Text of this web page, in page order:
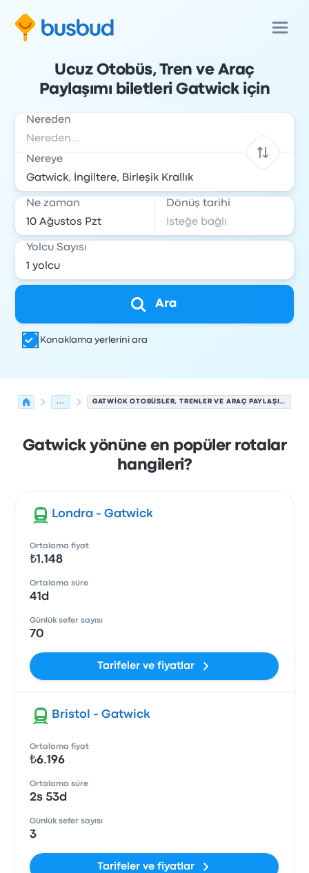
Ucuz Otobüs, Tren ve Araç
Paylaşımı biletleri Gatwick için
Nereden
Nereye
Ne zaman Dönüş tarihi
Yolcu Sayısı
Ara
Konaklama yerlerini ara
... GATWICK OTOBÜSLER, TRENLER VE ARAÇ PAYLAŞIMLARI.
Gatwick yönüne en popüler rotalar
hangileri?
Londra - Gatwick
Ortalama fiyat
₺1.148
Ortalama süre
41d
Günlük sefer sayısı
70
Tarifeler ve fiyatlar
Bristol - Gatwick
Ortalama fiyat
₺6.196
Ortalama süre
2s 53d
Günlük sefer sayısı
3
Tarifeler ve fiyatlar